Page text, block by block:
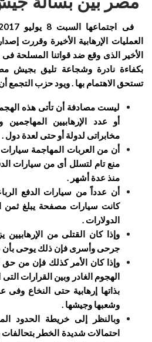
العمليات الإرهابية الأخيرة وقررت
الأخير الذى وقع ضد قواتنا المسلحة
بكفاءة نادرة وشجاعة تليق بجيش
تستحق الاهتمام بها . ويود حزب التجمع
ليست مصادفة أن تأتى هذه
أو عدد الإرهابيين
مخابراتى لدولة أو حتى لعدة دول .
أن من العربات المهاجمة
منع تام لتسلل أى من سيارات
منذ عدة أشهر .
أن عدداً من سيارات الدفع
كانت سيارات مصفحة يبلغ ثمن
الدولارات .
وإذا كان القتلى من الإرهابيين
جرحى وأسرى فإن ذلك يوحى بأن
وإذا كان الأمر كذلك فإن من حق
الهجوم الغادر وبين القرارات
بذاتها إرهابية حتى النخاع
وشعبها وجيشها .
وبالنظر إلى خريطة الحدود
احتمالات شديدة الخطر بتحالفات